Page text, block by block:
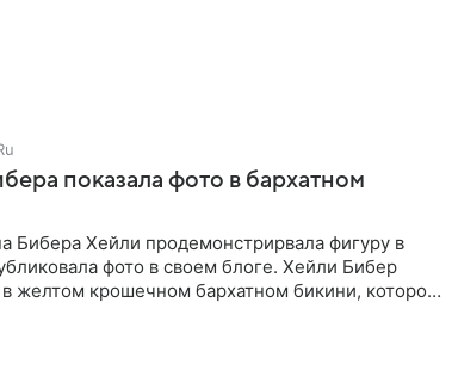
показала фото в бархатном
Бибера Хейли продемонстрирвала фигуру в
фото в своем блоге. Хейли Бибер
желтом крошечном бархатном бикини, которое